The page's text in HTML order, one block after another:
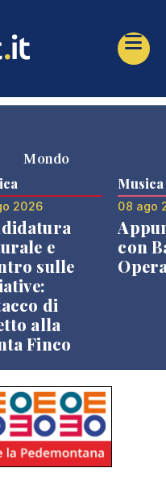
Mondo
2026
e
sulle
di
alla
Finco
Musica
08 ago
con